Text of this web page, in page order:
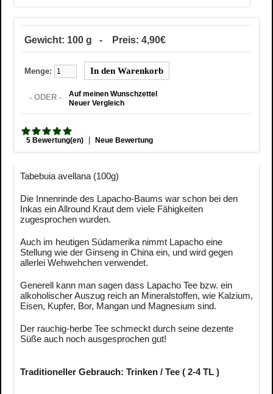
Gewicht: 100 g - Preis: 4,90€
Menge:
- ODER -
Auf meinen Wunschzettel
Neuer Vergleich
5 Bewertung(en) | Neue Bewertung
Tabebuia avellana (100g)
Die Innenrinde des Lapacho-Baums war schon bei den
Inkas ein Allround Kraut dem viele Fähigkeiten
zugesprochen wurden.
Auch im heutigen Südamerika nimmt Lapacho eine
Stellung wie der Ginseng in China ein, und wird gegen
allerlei Wehwehchen verwendet.
Generell kann man sagen dass Lapacho Tee bzw. ein
alkoholischer Auszug reich an Mineralstoffen, wie Kalzium,
Eisen, Kupfer, Bor, Mangan und Magnesium sind.
Der rauchig-herbe Tee schmeckt durch seine dezente
Süße auch noch ausgesprochen gut!
Traditioneller Gebrauch: Trinken / Tee ( 2-4 TL )